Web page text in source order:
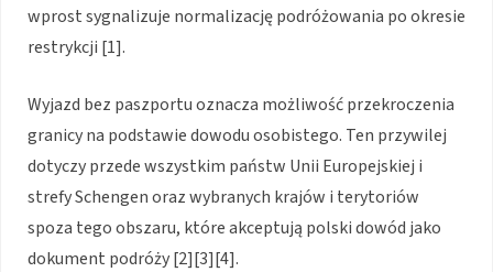
wprost sygnalizuje normalizację podróżowania po okresie
restrykcji [1].
Wyjazd bez paszportu oznacza możliwość przekroczenia
granicy na podstawie dowodu osobistego. Ten przywilej
dotyczy przede wszystkim państw Unii Europejskiej i
strefy Schengen oraz wybranych krajów i terytoriów
spoza tego obszaru, które akceptują polski dowód jako
dokument podróży [2][3][4].